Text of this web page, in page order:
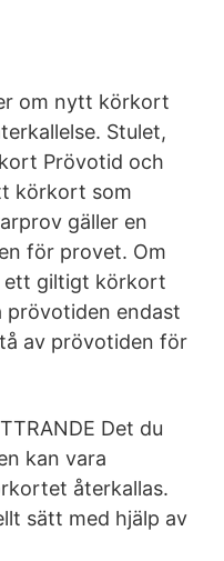
om nytt körkort
Stulet,
Prövotid och
körkort som
gäller en
för provet. Om
ett giltigt körkort
prövotiden endast
av prövotiden för
Det du
kan vara
återkallas.
sätt med hjälp av